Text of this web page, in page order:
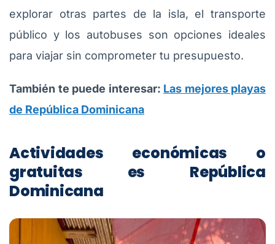
explorar otras partes de la isla, el transporte
público y los autobuses son opciones ideales
para viajar sin comprometer tu presupuesto.
También te puede interesar: Las mejores playas
de República Dominicana
Actividades económicas o
gratuitas es República
Dominicana